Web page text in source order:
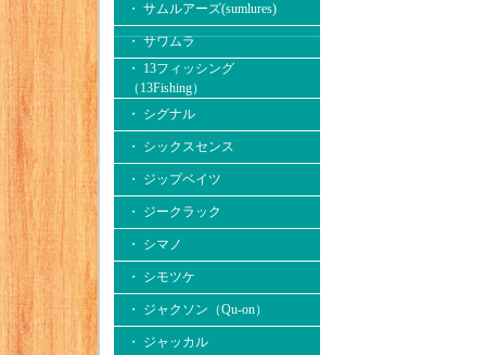
・ サムルアーズ(sumlures)
・ サワムラ
・ 13フィッシング
（13Fishing）
・ シグナル
・ シックスセンス
・ ジップベイツ
・ ジークラック
・ シマノ
・ シモツケ
・ ジャクソン（Qu-on）
・ ジャッカル